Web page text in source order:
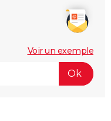
Voir un exemple